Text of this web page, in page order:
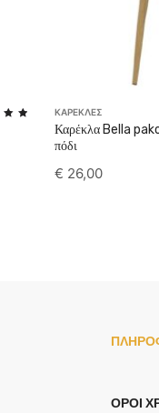
ΚΑΡΕΚΛΕΣ
Καρέκλα Bella
πόδι
€ 26,00
ΌΡΟΙ